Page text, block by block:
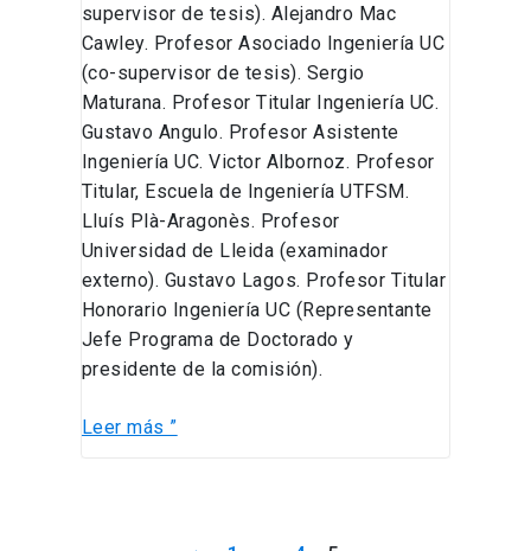
supervisor de tesis). Alejandro Mac
Cawley. Profesor Asociado Ingeniería UC
(co-supervisor de tesis). Sergio
Maturana. Profesor Titular Ingeniería UC.
Gustavo Angulo. Profesor Asistente
Ingeniería UC. Victor Albornoz. Profesor
Titular, Escuela de Ingeniería UTFSM.
Lluís Plà-Aragonès. Profesor
Universidad de Lleida (examinador
externo). Gustavo Lagos. Profesor Titular
Honorario Ingeniería UC (Representante
Jefe Programa de Doctorado y
presidente de la comisión).
Leer más ”